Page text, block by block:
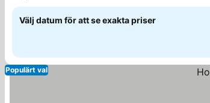
Välj datum för att se exakta priser
Populärt val